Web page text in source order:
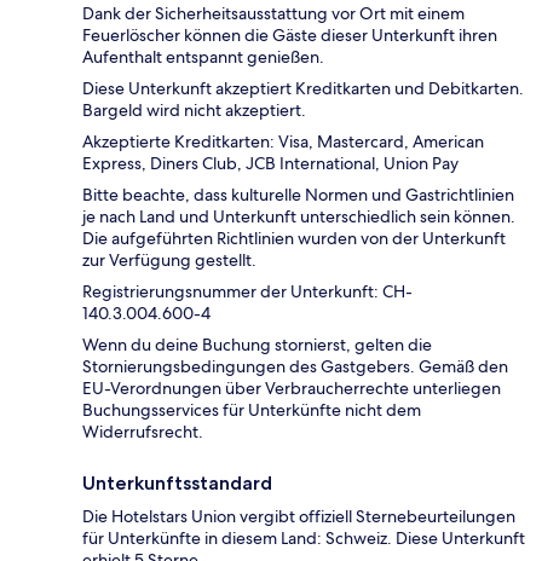
Dank der Sicherheitsausstattung vor Ort mit einem
Feuerlöscher können die Gäste dieser Unterkunft ihren
Aufenthalt entspannt genießen.
Diese Unterkunft akzeptiert Kreditkarten und Debitkarten.
Bargeld wird nicht akzeptiert.
Akzeptierte Kreditkarten: Visa, Mastercard, American
Express, Diners Club, JCB International, Union Pay
Bitte beachte, dass kulturelle Normen und Gastrichtlinien
je nach Land und Unterkunft unterschiedlich sein können.
Die aufgeführten Richtlinien wurden von der Unterkunft
zur Verfügung gestellt.
Registrierungsnummer der Unterkunft: CH-
140.3.004.600-4
Wenn du deine Buchung stornierst, gelten die
Stornierungsbedingungen des Gastgebers. Gemäß den
EU-Verordnungen über Verbraucherrechte unterliegen
Buchungsservices für Unterkünfte nicht dem
Widerrufsrecht.
Unterkunftsstandard
Die Hotelstars Union vergibt offiziell Sternebeurteilungen
für Unterkünfte in diesem Land: Schweiz. Diese Unterkunft